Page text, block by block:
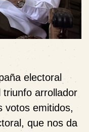
electoral
triunfo arrollador
votos emitidos,
que nos da